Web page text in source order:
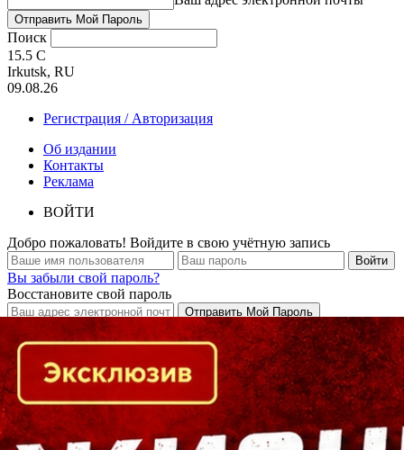
Поиск
15.5 C
Irkutsk, RU
09.08.26
Регистрация / Авторизация
Об издании
Контакты
Реклама
ВОЙТИ
Добро пожаловать! Войдите в свою учётную запись
Вы забыли свой пароль?
Восстановите свой пароль
Кто есть кто в Байкальском регионе